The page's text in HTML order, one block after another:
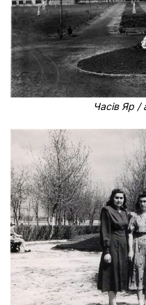
Часів Яр /